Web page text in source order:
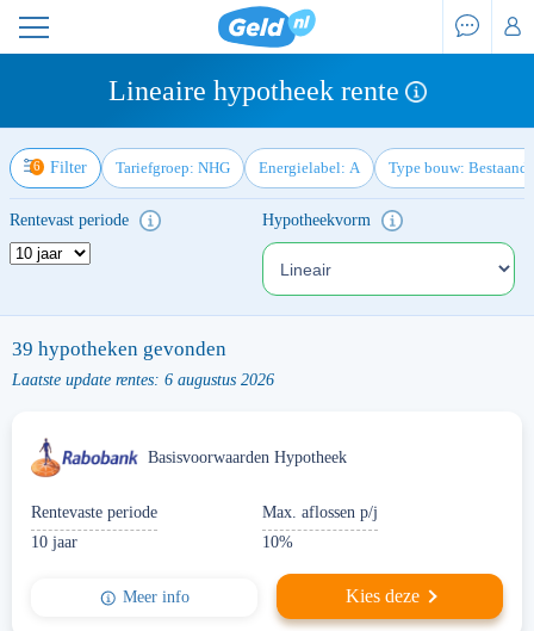
Lineaire hypotheek rente
Filter Tariefgroep: NHG Energielabel: A Type bouw:
Rentevast periode Hypotheekvorm
39 hypotheken gevonden
Laatste update rentes: 6 augustus 2026
Basisvoorwaarden Hypotheek
Rentevaste periode
10 jaar
Max. aflossen p/j
10%
Meer info Kies deze